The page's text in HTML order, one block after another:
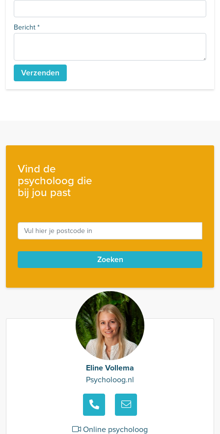
Bericht*
Vind de
psycholoog die
bij jou past
Zoeken
Eline Vollema
Psycholoog.nl
Online psycholoog